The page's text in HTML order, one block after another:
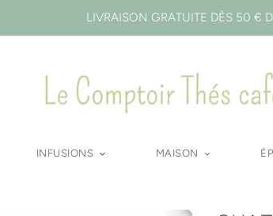
LIVRAISON GRATUITE DÈS 50 €
INFUSIONS MAISON